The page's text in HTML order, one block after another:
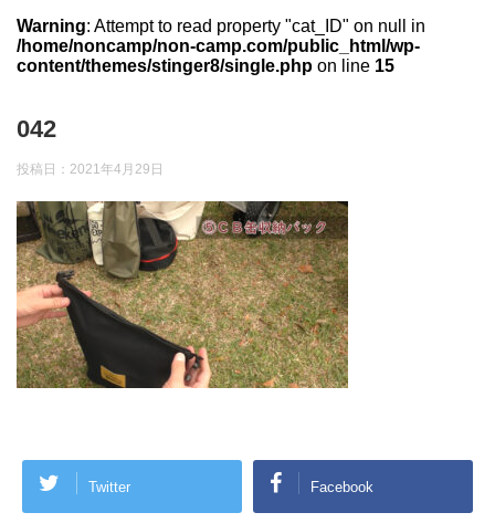
Warning: Attempt to read property "cat_ID" on null in
/home/noncamp/non-camp.com/public_html/wp-
content/themes/stinger8/single.php on line 15
042
投稿日： 2021年4月29日
Twitter Facebook